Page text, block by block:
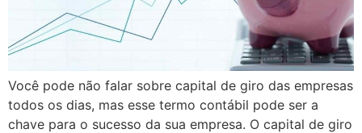
Você pode não falar sobre capital de giro das empresas
todos os dias, mas esse termo contábil pode ser a
chave para o sucesso da sua empresa. O capital de giro